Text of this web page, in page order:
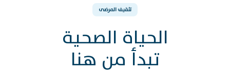
تثقيف المرضى
الحياة الصحية
تبدأ من هنا